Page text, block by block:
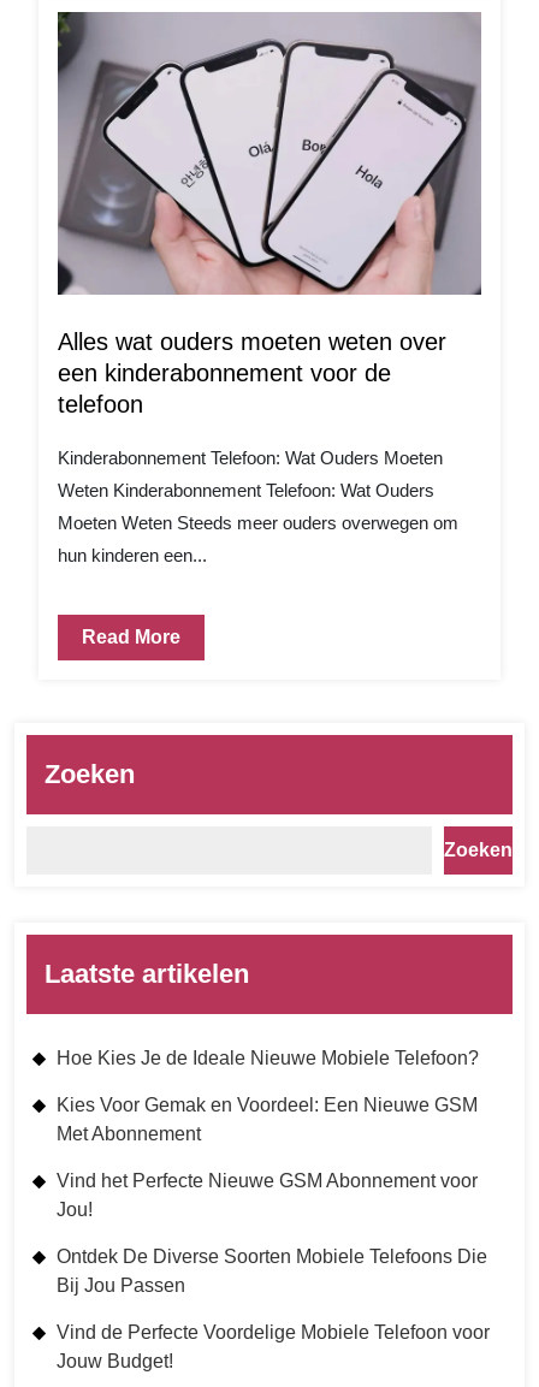
Alles wat ouders moeten weten over
een kinderabonnement voor de
telefoon
Kinderabonnement Telefoon: Wat Ouders Moeten
Weten Kinderabonnement Telefoon: Wat Ouders
Moeten Weten Steeds meer ouders overwegen om
hun kinderen een...
Read More
Zoeken
Zoeken
Laatste artikelen
Hoe Kies Je de Ideale Nieuwe Mobiele Telefoon?
Kies Voor Gemak en Voordeel: Een Nieuwe GSM
Met Abonnement
Vind het Perfecte Nieuwe GSM Abonnement voor
Jou!
Ontdek De Diverse Soorten Mobiele Telefoons Die
Bij Jou Passen
Vind de Perfecte Voordelige Mobiele Telefoon voor
Jouw Budget!